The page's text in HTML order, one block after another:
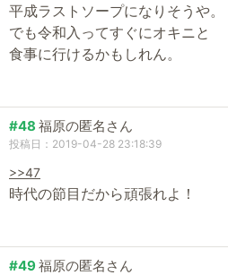
平成ラストソープになりそうや。
でも令和入ってすぐにオキニと
食事に行けるかもしれん。
#48 福原の匿名さん
投稿日：2019-04-28 23:18:39
>>47
時代の節目だから頑張れよ！
#49福原の匿名さん